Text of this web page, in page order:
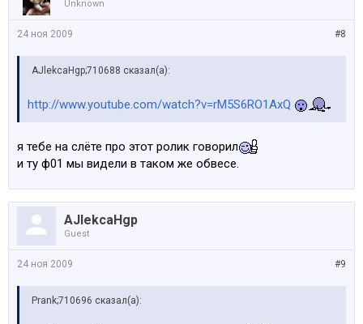
Unknown
#8
24 ноя 2009
AJlekcaHgp;710688 сказал(а):
http://www.youtube.com/watch?v=rM5S6RO1AxQ
я тебе на слёте про этот ролик говорил
и ту ф01 мы видели в таком же обвесе.
AJlekcaHgp
Guest
#9
24 ноя 2009
Prank;710696 сказал(а):